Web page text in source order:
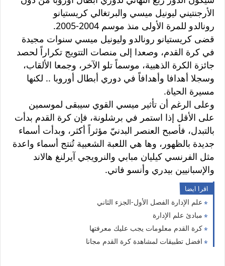
الأرجنتيني ليونيل ميسي والبرتغالي كريستيانو
رونالدو للمرة الأولى منذ موسم 2004-2005.
قضى كريستيانو رونالدو وليونيل ميسي سنوات مجيدة
في كرة القدم، وصعدا إلى منصات التتويج تكراراً لحصد
جائزة الكرة الذهبية، موسماً تلو الآخر، وجمعا الألقاب،
وسجلا أهدافا وأهدافاً في دوري أبطال أوروبا .. لكنها
مسيرة الحياة.
وعلى الرغم أن تأثير ميسي القوي سيبقى لموسمين
على الأقل إذا استمر في برشلونة، فإن كرة القدم بدأت
بالتبدل، فأصبح العنصر البدنيّ مؤثراً أكثر، وبدأت أسماء
جديدة بالظهور، وها هي اللعبة الشعبية تُنتج أسماء واعدة
مثل الفرنسي كيليان مبابي والنرويجي آيرلنغ هالاند
والإسبانيين بيدري وأنسو فاتي.
اقرا ايضا
علم الإدارة الفصل الأول-الجزء الثاني
مبادئ علم الإدارة
كرة القدم معلومات يجب عليك معرفتها
افضل تطبيقات لمشاهدة كرة القدم مجانا